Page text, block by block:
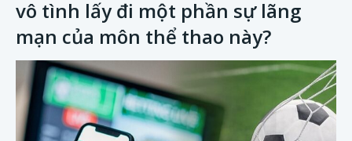
vô tình lấy đi một phần sự lãng
mạn của môn thể thao này?